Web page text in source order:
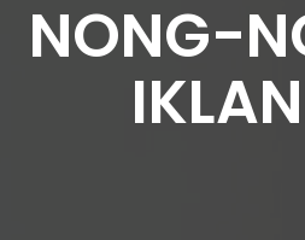
NONG-